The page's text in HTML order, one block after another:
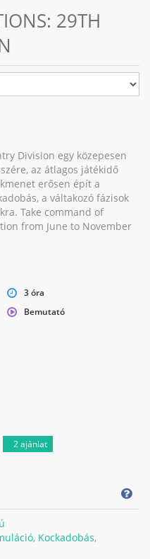
29TH
Division egy közepesen
az átlagos játékidő
erősen épít a
a váltakozó fázisok
Take command of
from June to November
3 óra
Bemutató
2 ajánlat
, Kockadobás,